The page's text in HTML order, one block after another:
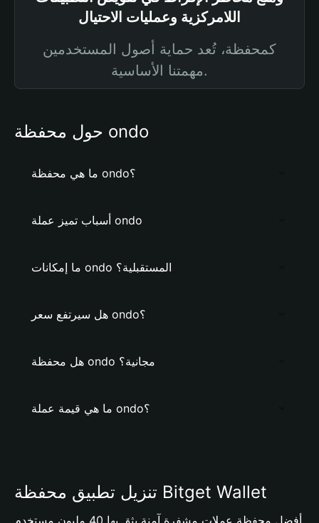
اللامركزية وعمليات الاحتيال
كمحفظة، تُعد حماية أصول المستخدمين
مهمتنا الأساسية.
حول محفظة ondo
ما هي محفظة ondo؟
أسباب تميز عملة ondo
ما إمكانات ondo المستقبلية؟
هل سيرتفع سعر ondo؟
هل محفظة ondo مجانية؟
ما هي قيمة عملة ondo؟
تنزيل تطبيق محفظة Bitget Wallet
أفضل محفظة عملات مشفرة آمنة يثق بها 40 مليون مستخدم